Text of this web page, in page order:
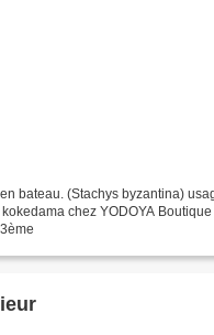
bateau. (Stachys byzantina)
chez YODOYA